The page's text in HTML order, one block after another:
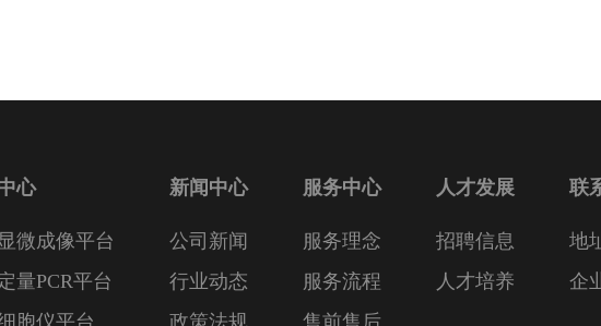
心
微成像平台
量PCR平台
胞仪平台
新闻中心
公司新闻
行业动态
政策法规
服务中心
服务理念
服务流程
售前售后
人才发展
招聘信息
人才培养
联
地
企